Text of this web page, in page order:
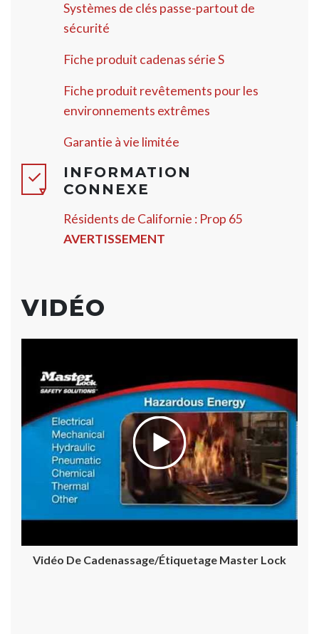
Systèmes de clés passe-partout de
sécurité
Fiche produit cadenas série S
Fiche produit revêtements pour les
environnements extrêmes
Garantie à vie limitée
INFORMATION
CONNEXE
Résidents de Californie : Prop 65
AVERTISSEMENT
VIDÉO
Vidéo De Cadenassage/étiquetage Master Lock